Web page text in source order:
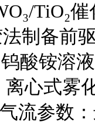
TiO₂
制备前
酸铵溶
心式雾
流参数